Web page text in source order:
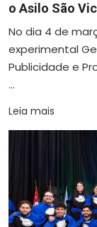
o Asilo São
No dia 4 de
experimental
Publicidade e
...
Leia mais